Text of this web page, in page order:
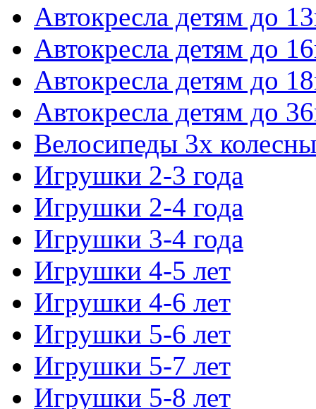
Автокресла детям до
Автокресла детям до
Автокресла детям до
Автокресла детям до
Велосипеды 3х
Игрушки 2-3 года
Игрушки 2-4 года
Игрушки 3-4 года
Игрушки 4-5 лет
Игрушки 4-6 лет
Игрушки 5-6 лет
Игрушки 5-7 лет
Игрушки 5-8 лет